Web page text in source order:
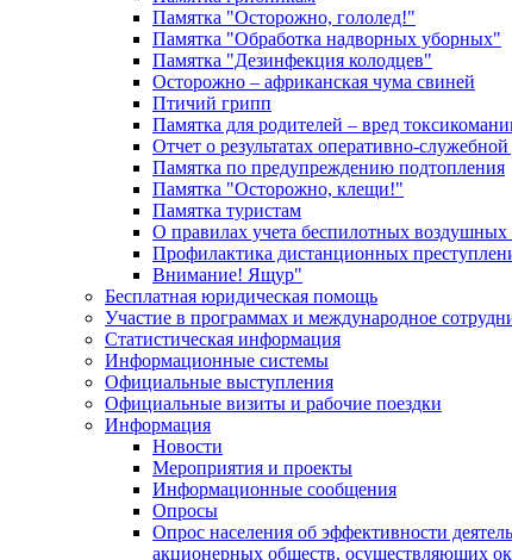
Памятка "Осторожно, гололед!"
Памятка "Обработка надворных уборных"
Памятка "Дезинфекция колодцев"
Осторожно – африканская чума свиней
Птичий грипп
Памятка для родителей – вред
Отчет о результатах оперативно-
Памятка по предупреждению подтопления
Памятка "Осторожно, клещи!"
Памятка туристам
О правилах учета беспилотных воздушных
Профилактика дистанционных
Внимание! Ящур"
Бесплатная юридическая помощь
Участие в программах и международное
Статистическая информация
Информационные системы
Официальные выступления
Официальные визиты и рабочие поездки
Информация
Новости
Мероприятия и проекты
Информационные сообщения
Опросы
Опрос населения об эффективности
акционерных обществ, осуществляющих